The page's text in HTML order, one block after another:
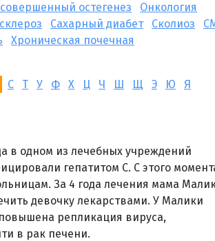
остегенез
Онкология
Сахарный диабет Сколиоз
Хроническая почечная
С Т У Ф Х Ц Ч Ш Щ Э Ю Я
в одном из лечебных учреждений
гепатитом С. С этого
За 4 года лечения мама
девочку лекарствами. У Малики
репликация вируса,
в рак печени.